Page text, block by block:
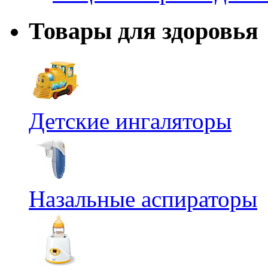
Товары для здоровья
Детские ингаляторы
Назальные аспираторы